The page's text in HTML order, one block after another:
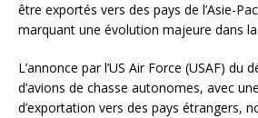
être exportés vers des pays de l’Asie-
marquant une évolution majeure dans
L’annonce par l’US Air Force (USAF) du
d’avions de chasse autonomes, avec
d’exportation vers des pays étrangers,